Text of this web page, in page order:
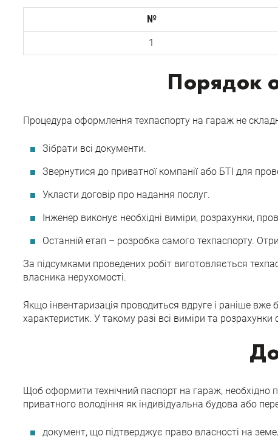
№
1
Порядок
Процедура оформлення техпаспорту на гараж не
Зібрати всі документи.
Звернутися до приватної компанії або БТІ для
Укласти договір про надання послуг.
Інженер виконує необхідні виміри, розрахунки,
Останній етап – розробка самого техпаспорту.
За підсумками проведених робіт виготовляється
власника нерухомості.
Якщо інвентаризація проводиться вдруге і раніше вже
характеристик. У такому разі всі виміри та
Щоб оформити технічний паспорт на гараж, необхідно
приватного володіння як індивідуальна будова або
документ, що підтверджує право власності на